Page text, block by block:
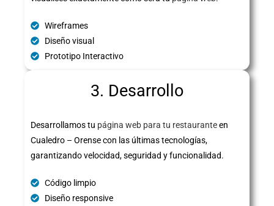
Wireframes
Diseño visual
Prototipo Interactivo
3. Desarrollo
Desarrollamos tu página web para tu restauranteen
Cualedro – Orense con las últimas tecnologías,
garantizando velocidad, seguridad y funcionalidad.
Código limpio
Diseño responsive